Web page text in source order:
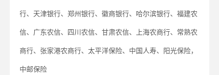
行、天津银行、郑州银行、徽商银行、哈尔滨银行、福建农
信、广东农信、四川农信、甘肃农信、上海农商行、常熟农
商行、张家港农商行、太平洋保险、中国人寿、阳光保险，
中邮保险